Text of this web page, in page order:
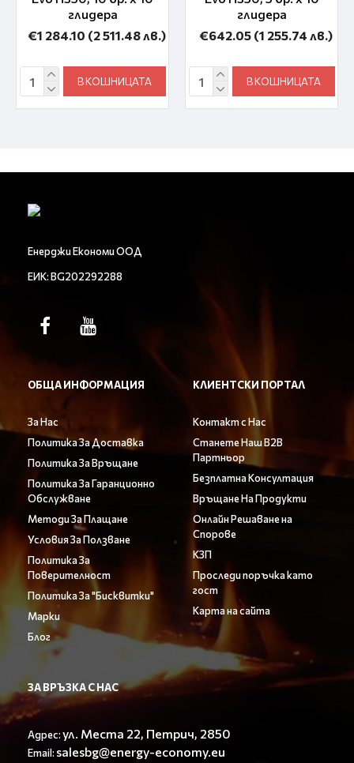
глидера
€1 284.10 (2 511.48 лв.)
В КОШНИЦАТА
глидера
€642.05 (1 255.74 лв.)
В КОШНИЦАТА
Енерджи Економи ООД
ЕИК: BG202292288
ОБЩА ИНФОРМАЦИЯ
За Нас
Политика За Доставка
Политика За Връщане
Политика За Гаранционно
Обслужване
Методи За Плащане
Условия За Ползване
Политика За
Поверителност
Политика За "Бисквитки"
Марки
Блог
КЛИЕНТСКИ ПОРТАЛ
Контакт с Нас
Станете Наш B2B
Партньор
Безплатна Консултация
Връщане На Продукти
Онлайн Решаване на
Спорове
КЗП
Проследи поръчка като
гост
Карта на сайта
ЗА ВРЪЗКА С НАС
Адрес:ул. Места 22, Петрич, 2850
Email: salesbg@energy-economy.eu